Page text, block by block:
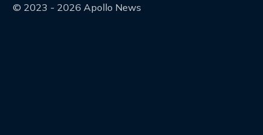
© 2023 - 2026 Apollo News